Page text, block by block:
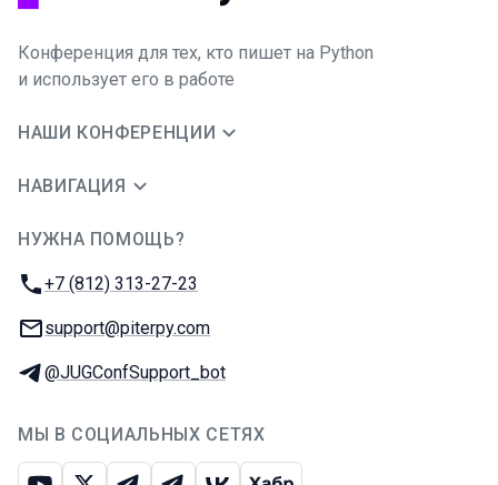
Конференция для тех, кто пишет на Python
и использует его в работе
НАШИ КОНФЕРЕНЦИИ
НАВИГАЦИЯ
НУЖНА ПОМОЩЬ?
Телефон:
+7 (812) 313-27-23
E-mail:
support@piterpy.com
Телеграм:
@JUGConfSupport_bot
МЫ В СОЦИАЛЬНЫХ СЕТЯХ